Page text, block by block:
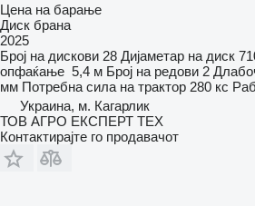
Цена на барање
Диск брана
2025
Број на дискови 28 Дијаметар на диск
опфаќање 5,4 м Број на редови 2
мм Потребна сила на трактор 280 кс
Украина, м. Кагарлик
ТОВ АГРО ЕКСПЕРТ ТЕХ
Контактирајте го продавачот